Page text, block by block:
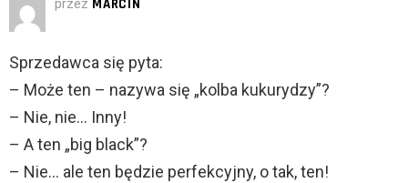
przez MARCIN
Sprzedawca się pyta:
– Może ten – nazywa się „kolba kukurydzy”?
– Nie, nie… Inny!
– A ten „big black”?
– Nie… ale ten będzie perfekcyjny, o tak, ten!